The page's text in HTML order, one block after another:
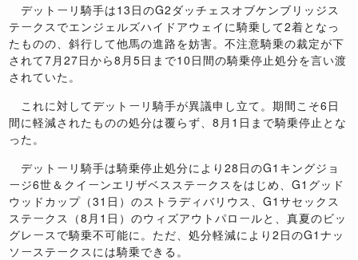
デットーリ騎手は13日のG2ダッチェスオブケンブリッジス
テークスでエンジェルズハイドアウェイに騎乗して2着となっ
たものの、斜行して他馬の進路を妨害。不注意騎乗の裁定が下
されて7月27日から8月5日まで10日間の騎乗停止処分を言い渡
されていた。
これに対してデットーリ騎手が異議申し立て。期間こそ6日
間に軽減されたものの処分は覆らず、8月1日まで騎乗停止とな
った。
デットーリ騎手は騎乗停止処分により28日のG1キングジョ
ージ6世＆クイーンエリザベスステークスをはじめ、G1グッド
ウッドカップ（31日）のストラディバリウス、G1サセックス
ステークス（8月1日）のウィズアウトパロールと、真夏のビッ
グレースで騎乗不可能に。ただ、処分軽減により2日のG1ナッ
ソーステークスには騎乗できる。